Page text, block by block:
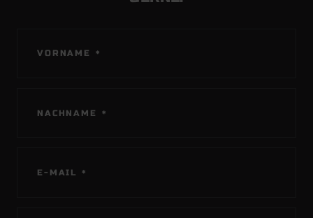
PFLICHTFELD
VORNAME *
PFLICHTFELD
NACHNAME *
PFLICHTFELD
E-MAIL *